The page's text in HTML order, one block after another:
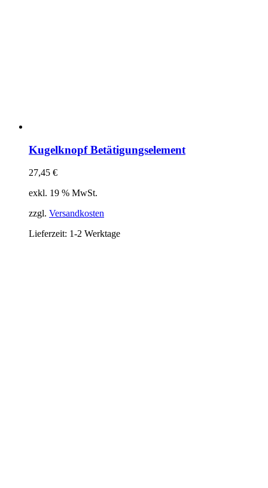
Kugelknopf Betätigungselement
27,45 €
exkl. 19 % MwSt.
zzgl. Versandkosten
Lieferzeit: 1-2 Werktage